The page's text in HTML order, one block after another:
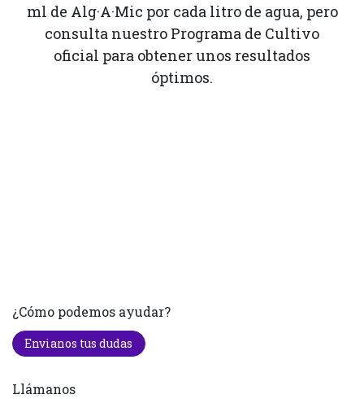
ml de Alg·A·Mic por cada litro de agua, pero
consulta nuestro Programa de Cultivo
oficial para obtener unos resultados
óptimos.
¿Cómo podemos ayudar?
Envianos tus dudas
Llámanos